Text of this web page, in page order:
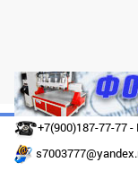
+7(900)187-77-77